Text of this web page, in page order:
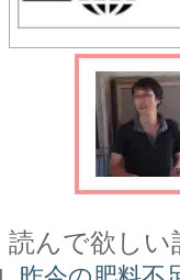
読んで欲しい